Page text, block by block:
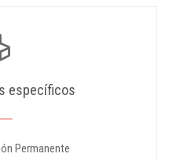
específicos
Permanente